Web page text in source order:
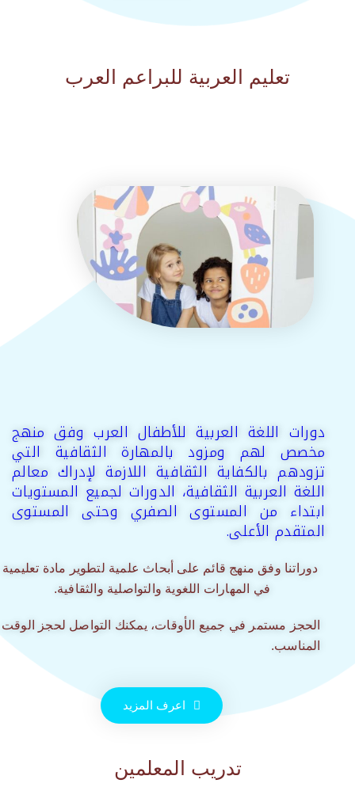
تعليم العربية للبراعم العرب
دورات اللغة العربية للأطفال العرب وفق منهج
مخصص لهم ومزود بالمهارة الثقافية التي
تزودهم بالكفاية الثقافية اللازمة لإدراك معالم
اللغة العربية الثقافية، الدورات لجميع المستويات
ابتداء من المستوى الصفري وحتى المستوى
المتقدم الأعلى.
دوراتنا وفق منهج قائم على أبحاث علمية لتطوير مادة تعليمية
في المهارات اللغوية والتواصلية والثقافية.
الحجز مستمر في جميع الأوقات، يمكنك التواصل لحجز الوقت
المناسب.
اعرف المزيد
تدريب المعلمين